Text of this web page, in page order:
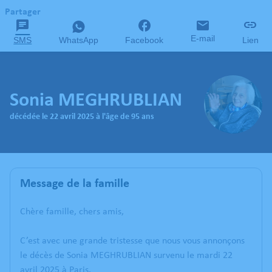
Partager
SMS WhatsApp Facebook E-mail Lien
Sonia MEGHRUBLIAN
décédée le 22 avril 2025 à l'âge de 95 ans
Message de la famille
Chère famille, chers amis,
C’est avec une grande tristesse que nous vous annonçons
le décès de Sonia MEGHRUBLIAN survenu le mardi 22